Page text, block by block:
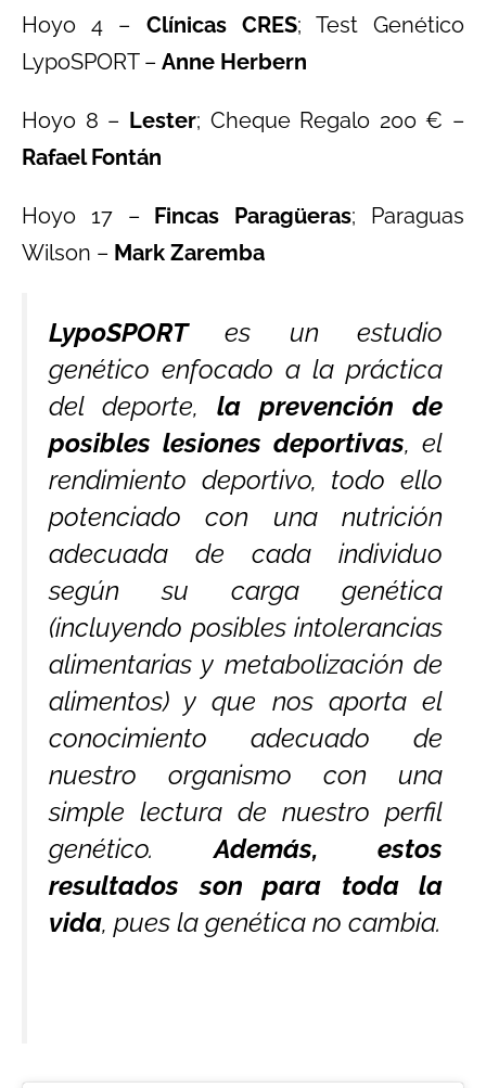
Hoyo 4 – Clínicas CRES; Test Genético
LypoSPORT – Anne Herbern
Hoyo 8 – Lester; Cheque Regalo 200 € –
Rafael Fontán
Hoyo 17 – Fincas Paragüeras; Paraguas
Wilson – Mark Zaremba
LypoSPORTes un estudio
genético enfocado a la práctica
del deporte, la prevención de
posibles lesiones deportivas, el
rendimiento deportivo, todo ello
potenciado con una nutrición
adecuada de cada individuo
según su carga genética
(incluyendo posibles intolerancias
alimentarias y metabolización de
alimentos) y que nos aporta el
conocimiento adecuado de
nuestro organismo con una
simple lectura de nuestro perfil
genético.Además, estos
resultados son para toda la
vida, pues la genética no cambia.